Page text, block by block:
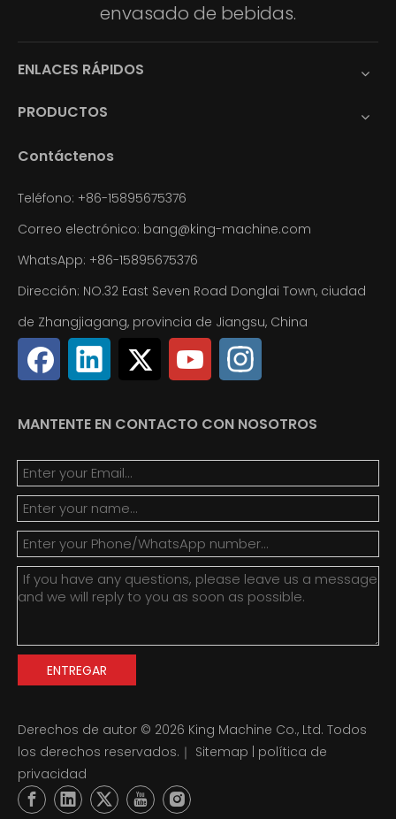
envasado de bebidas.
ENLACES RÁPIDOS
PRODUCTOS
Contáctenos
Teléfono: +86-15895675376
Correo electrónico: bang@king-machine.com
WhatsApp: +86-15895675376
Dirección: NO.32 East Seven Road Donglai Town, ciudad
de Zhangjiagang, provincia de Jiangsu, China
MANTENTE EN CONTACTO CON NOSOTROS
ENTREGAR
Derechos de autor © 2026 King Machine Co., Ltd. Todos
los derechos reservados.｜ Sitemap
política de
privacidad